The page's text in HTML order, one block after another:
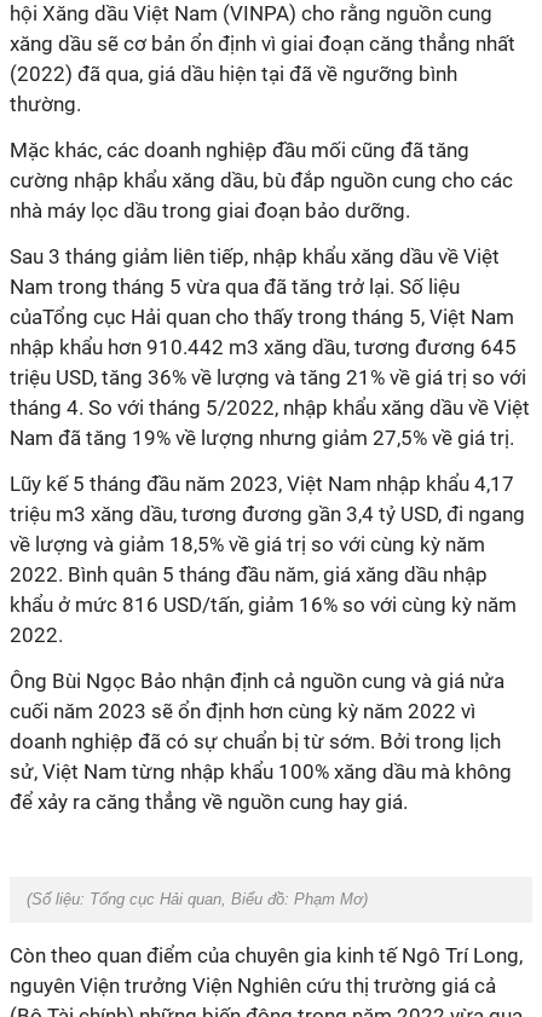
hội Xăng dầu Việt Nam (VINPA) cho rằng nguồn cung
xăng dầu sẽ cơ bản ổn định vì giai đoạn căng thẳng nhất
(2022) đã qua, giá dầu hiện tại đã về ngưỡng bình
thường.
Mặc khác, các doanh nghiệp đầu mối cũng đã tăng
cường nhập khẩu xăng dầu, bù đắp nguồn cung cho các
nhà máy lọc dầu trong giai đoạn bảo dưỡng.
Sau 3 tháng giảm liên tiếp, nhập khẩu xăng dầu về Việt
Nam trong tháng 5 vừa qua đã tăng trở lại. Số liệu
củaTổng cục Hải quan cho thấy trong tháng 5, Việt Nam
nhập khẩu hơn 910.442 m3 xăng dầu, tương đương 645
triệu USD, tăng 36% về lượng và tăng 21% về giá trị so với
tháng 4. So với tháng 5/2022, nhập khẩu xăng dầu về Việt
Nam đã tăng 19% về lượng nhưng giảm 27,5% về giá trị.
Lũy kế 5 tháng đầu năm 2023, Việt Nam nhập khẩu 4,17
triệu m3 xăng dầu, tương đương gần 3,4 tỷ USD, đi ngang
về lượng và giảm 18,5% về giá trị so với cùng kỳ năm
2022. Bình quân 5 tháng đầu năm, giá xăng dầu nhập
khẩu ở mức 816 USD/tấn, giảm 16% so với cùng kỳ năm
2022.
Ông Bùi Ngọc Bảo nhận định cả nguồn cung và giá nửa
cuối năm 2023 sẽ ổn định hơn cùng kỳ năm 2022 vì
doanh nghiệp đã có sự chuẩn bị từ sớm. Bởi trong lịch
sử, Việt Nam từng nhập khẩu 100% xăng dầu mà không
để xảy ra căng thẳng về nguồn cung hay giá.
(Số liệu: Tổng cục Hải quan, Biểu đồ: Phạm Mơ)
Còn theo quan điểm của chuyên gia kinh tế Ngô Trí Long,
nguyên Viện trưởng Viện Nghiên cứu thị trường giá cả